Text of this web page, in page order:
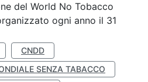
del World No Tobacco
ogni anno il 31
CNDD
SENZA TABACCO